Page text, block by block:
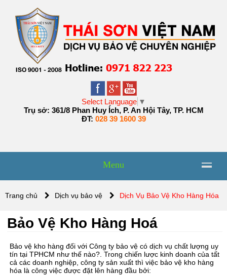
Select Language ▼
Trụ sở: 361/8 Phan Huy Ích, P. An Hội Tây, TP. HCM
ĐT: 028 39 1600 39
Menu
Trang chủ Dịch vụ bảo vệ Dịch Vụ Bảo Vệ Kho Hàng Hóa
Bảo Vệ Kho Hàng Hoá
Bảo vệ kho hàng đối với Công ty bảo vệ có dịch vụ chất lượng uy
tín tại TPHCM như thế nào?. Trong chiến lược kinh doanh của tất
cả các doanh nghiệp, công ty sản xuất thì việc bảo vệ kho hàng
hóa là công việc được đặt lên hàng đầu bởi: